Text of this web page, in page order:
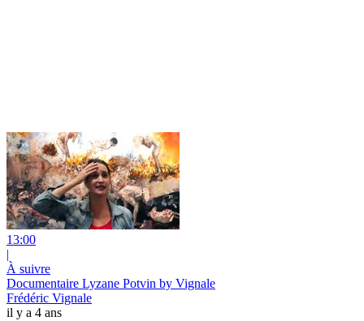
13:00
|
À suivre
Documentaire Lyzane Potvin by Vignale
Frédéric Vignale
il y a 4 ans